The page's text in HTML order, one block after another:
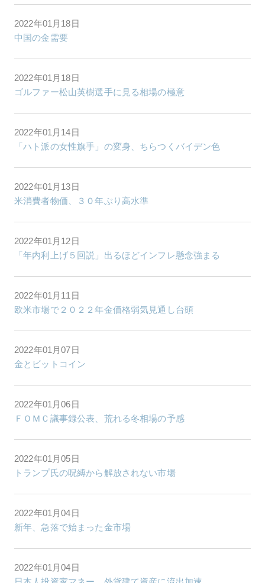
2022年01月18日
中国の金需要
2022年01月18日
ゴルファー松山英樹選手に見る相場の極意
2022年01月14日
「ハト派の女性旗手」の変身、ちらつくバイデン色
2022年01月13日
米消費者物価、３０年ぶり高水準
2022年01月12日
「年内利上げ５回説」出るほどインフレ懸念強まる
2022年01月11日
欧米市場で２０２２年金価格弱気見通し台頭
2022年01月07日
金とビットコイン
2022年01月06日
ＦＯＭＣ議事録公表、荒れる冬相場の予感
2022年01月05日
トランプ氏の呪縛から解放されない市場
2022年01月04日
新年、急落で始まった金市場
2022年01月04日